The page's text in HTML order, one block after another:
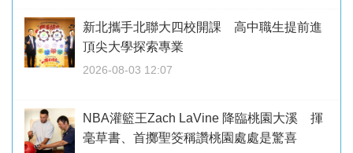
新北攜手北聯大四校開課 高中職生提前進
頂尖大學探索專業
2026-08-03 12:07
NBA灌籃王Zach LaVine 降臨桃園大溪 揮
毫草書、首擲聖筊稱讚桃園處處是驚喜